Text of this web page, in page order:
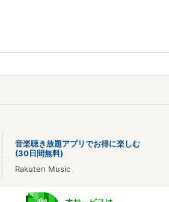
音楽聴き放題アプリでお得に楽しむ
(30日間無料)
Rakuten Music